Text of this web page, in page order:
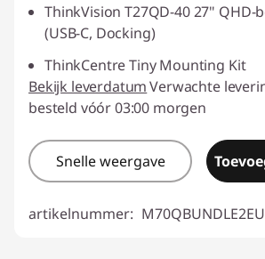
ThinkVision T27QD-40 27" QHD-
(USB-C, Docking)
ThinkCentre Tiny Mounting Kit
Bekijk leverdatumVerwachte
besteld vóór 03:00 morgen
Snelle weergave
artikelnummer: